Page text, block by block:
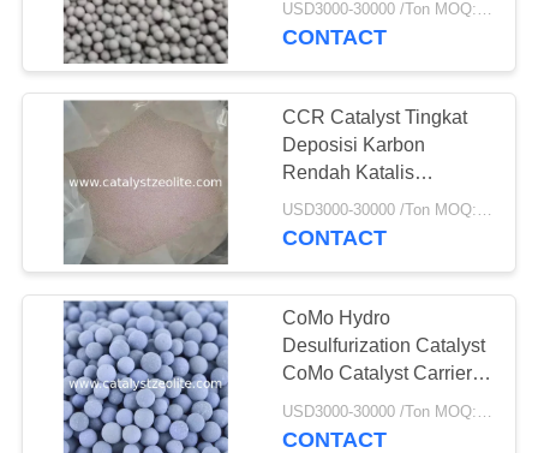
Deoxidizer
Katalis
Dehidrogenasi
10
USD3000-30000 /Ton MOQ:1 Kg
CONTACT
CCR Catalyst Tingkat
Deposisi Karbon
Rendah Katalis
Reformasi Kontinyu Pt
Catalyst
USD3000-30000 /Ton MOQ:1 Kg
CONTACT
CoMo Hydro
Desulfurization Catalyst
CoMo Catalyst Carrier
Untuk Depolierisasi
Batubara
CONTACT